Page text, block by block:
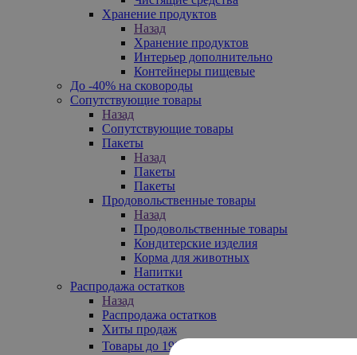
Хранение продуктов
Назад
Хранение продуктов
Интерьер дополнительно
Контейнеры пищевые
До -40% на сковороды
Сопутствующие товары
Назад
Сопутствующие товары
Пакеты
Назад
Пакеты
Пакеты
Продовольственные товары
Назад
Продовольственные товары
Кондитерские изделия
Корма для животных
Напитки
Распродажа остатков
Назад
Распродажа остатков
Хиты продаж
Товары до 199₽